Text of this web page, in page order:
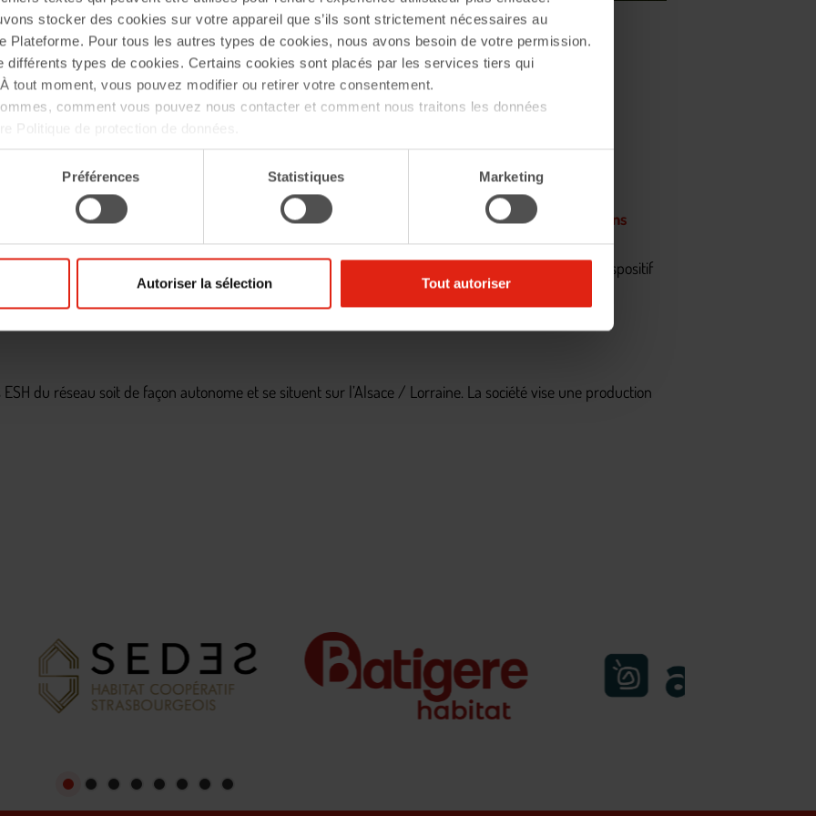
stocker des cookies sur votre appareil que s’ils sont strictement nécessaires au
Plateforme. Pour tous les autres types de cookies, nous avons besoin de votre permission.
différents types de cookies. Certains cookies sont placés par les services tiers qui
tout moment, vous pouvez modifier ou retirer votre consentement.
comment vous pouvez nous contacter et comment nous traitons les données
Politique de protection de données.
Préférences Statistiques Marketing
Autoriser la sélection Tout autoriser
attribution et a intégré le Réseau Batigère en 1991.
Elle réalise des opérations de constructions
difficilement accès au marché classique de devenir propriétaire d’une maison ou d’un
location accession soit sous la forme de Vente en État Futur d’Achèvement et bénéficient d’un dispositif
du réseau soit de façon autonome et se situent sur l’Alsace / Lorraine. La société vise une production